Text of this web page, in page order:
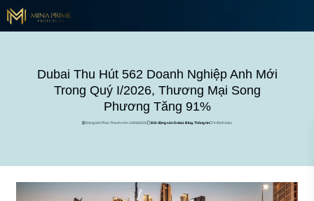
Dubai Thu Hút 562 Doanh Nghiệp Anh Mới
Trong Quý I/2026, Thương Mại Song
Phương Tăng 91%
Đăng bởi Phat Thanh trên 15/06/2026 Bất động sản Dubai,Blog,Thông tin 0 Bình luận